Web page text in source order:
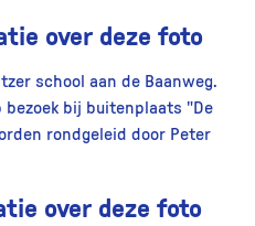
over deze foto
school aan de Baanweg.
bezoek bij buitenplaats "De
rondgeleid door Peter
over deze foto